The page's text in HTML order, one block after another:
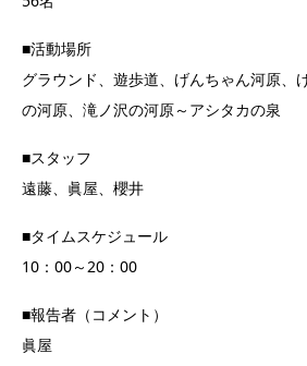
■活動場所
グラウンド、遊歩道、げんちゃん河原、
の河原、滝ノ沢の河原～アシタカの泉
■スタッフ
遠藤、眞屋、櫻井
■タイムスケジュール
10：00～20：00
■報告者（コメント）
眞屋